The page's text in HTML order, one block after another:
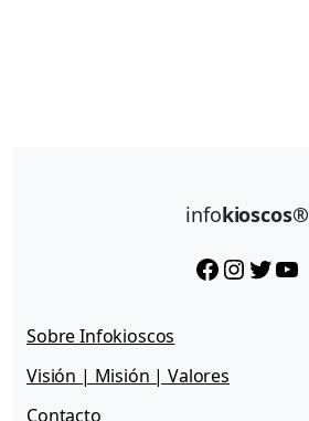
infokioscos®
Facebook InstagramTwitter YouTube
Sobre Infokioscos
Visión | Misión | Valores
Contacto